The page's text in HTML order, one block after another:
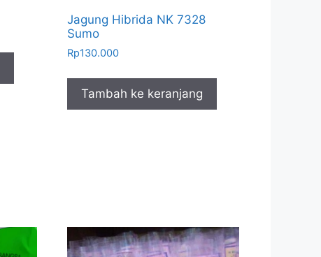
Jagung Hibrida NK 7328
Sumo
Rp130.000
Tambah ke keranjang